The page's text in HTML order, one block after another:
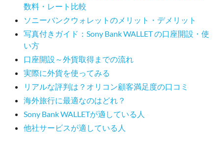
数料・レート比較
ソニーバンクウォレットのメリット・デメリット
写真付きガイド：Sony Bank WALLET の口座開設・使
い方
口座開設～外貨取得までの流れ
実際に外貨を使ってみる
リアルな評判は？オリコン顧客満足度の口コミ
海外旅行に最適なのはどれ？
Sony Bank WALLETが適している人
他社サービスが適している人